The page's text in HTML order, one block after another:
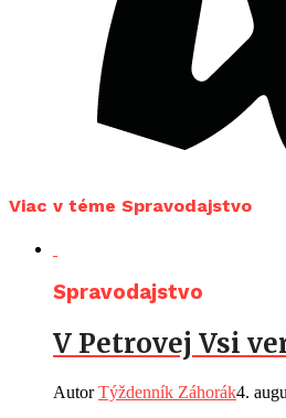
Viac v téme Spravodajstvo
Spravodajstvo
V Petrovej Vsi
AutorTýždenník Záhorák4.